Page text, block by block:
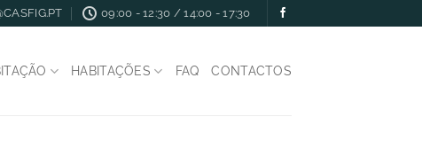
09:00 - 12:30 / 14:00 - 17:30
HABITAÇÕES FAQ CONTACTOS